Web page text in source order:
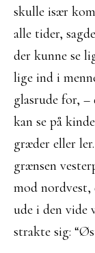
skulle især
alle tider,
der kunne se
lige ind i
glasrude for, –
kan se på
græder eller
grænsen
mod nordvest,
ude i den vide
strakte sig: